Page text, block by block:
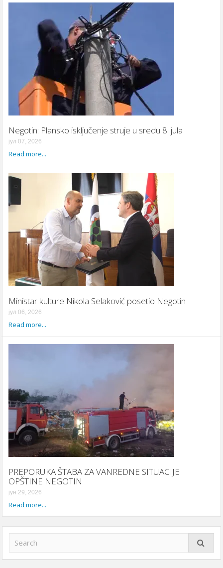
Negotin: Plansko isključenje struje u sredu 8. jula
јул 07, 2026
Read more...
Ministar kulture Nikola Selaković posetio Negotin
јул 06, 2026
Read more...
PREPORUKA ŠTABA ZA VANREDNE SITUACIJE
OPŠTINE NEGOTIN
јун 29, 2026
Read more...